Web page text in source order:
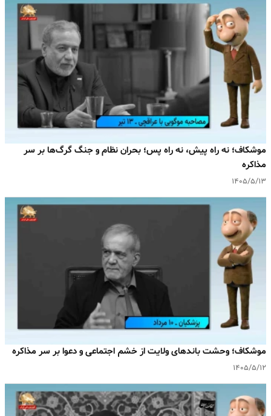
موشکاف؛ نه راه پیش، نه راه پس؛ بحران نظام و جنگ گرگ‌ها بر سر
مذاکره
۱۴۰۵/۵/۱۳
موشکاف؛ وحشت باندهای ولایت از خشم اجتماعی و دعوا بر سر مذاکره
۱۴۰۵/۵/۱۲